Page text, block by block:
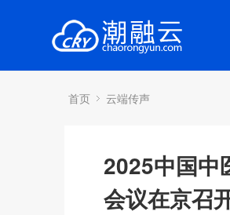
首页 云端传声
2025中国中
会议在京召